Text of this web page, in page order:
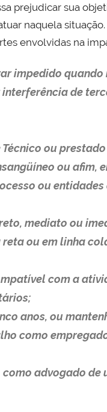
prejudicar sua
naquela
envolvidas na
impedido
de
ou
ou afim,
ou
mediato ou
reta ou em linha
com a
anos, ou
como
advogado de